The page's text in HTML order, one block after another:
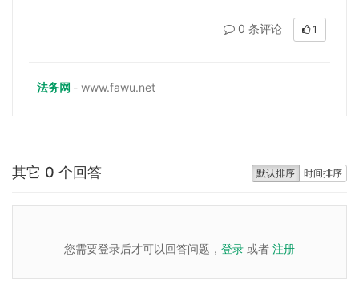
0 条评论 1
法务网 - www.fawu.net
默认排序 时间排序
其它 0 个回答
您需要登录后才可以回答问题， 登录 或者 注册